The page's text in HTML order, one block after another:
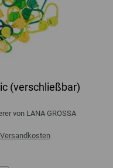
(verschließbar)
von LANA GROSSA
Versandkosten